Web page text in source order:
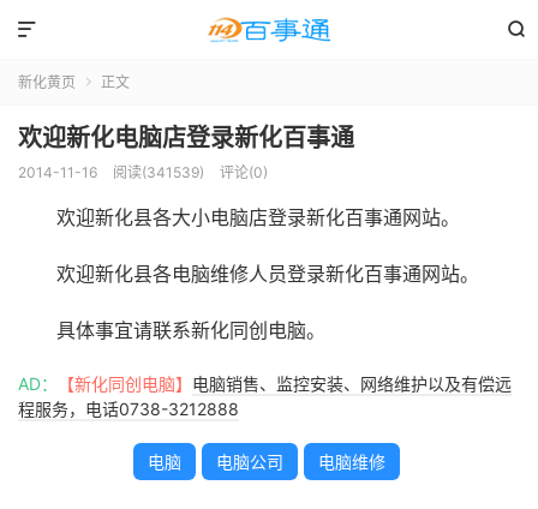


新化黄页  正文
欢迎新化电脑店登录新化百事通
2014-11-16 阅读(341539) 评论(0)
欢迎新化县各大小电脑店登录新化百事通网站。
欢迎新化县各电脑维修人员登录新化百事通网站。
具体事宜请联系新化同创电脑。
AD： 【新化同创电脑】 电脑销售、监控安装、网络维护以及有偿远
程服务，电话0738-3212888
电脑 电脑公司 电脑维修